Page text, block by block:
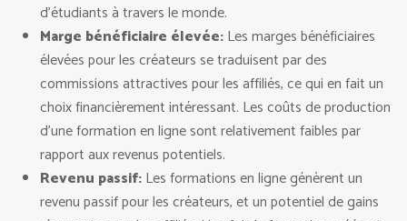
d’étudiants à travers le monde.
Marge bénéficiaire élevée:Les marges bénéficiaires
élevées pour les créateurs se traduisent par des
commissions attractives pour les affiliés, ce qui en fait un
choix financièrement intéressant. Les coûts de production
d’une formation en ligne sont relativement faibles par
rapport aux revenus potentiels.
Revenu passif:Les formations en ligne génèrent un
revenu passif pour les créateurs, et un potentiel de gains